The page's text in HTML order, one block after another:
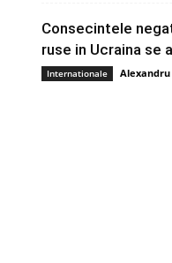
Consecintele
ruse in Ucraina se
Internationale Alexandru